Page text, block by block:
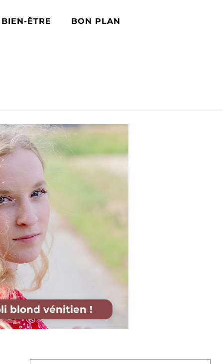
BIEN-ÊTRE BON PLAN
blond vénitien !